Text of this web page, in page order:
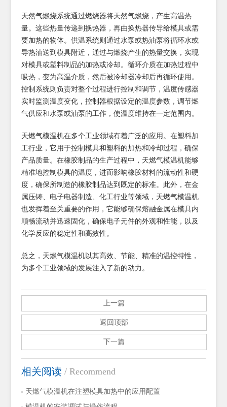
天然气燃烧系统通过燃烧器将天然气燃烧，产生高温热
量。这些热量传递到换热器，再由换热器传导给模具或需
要加热的物体。供温系统则通过水泵或热油泵将循环水或
导热油送到模具附近，通过与燃烧产生的热量交换，实现
对模具或塑料制品的加热或冷却。循环介质在加热过程中
吸热，变为高温介质，然后被冷却器冷却后再循环使用。
控制系统则负责对整个过程进行控制和调节，温度传感器
实时监测温度变化，控制器根据设定的温度参数，调节燃
气供应和水泵或油泵的工作，使温度维持在一定范围内。
天燃气模温机在多个工业领域有着广泛的应用。在塑料加
工行业，它用于控制模具和塑料的加热和冷却过程，确保
产品质量。在橡胶制品的生产过程中，天燃气模温机能够
精准地控制模具的温度，进而影响橡胶材料的流动性和硬
度，确保所制造的橡胶制品达到既定的标准。此外，在金
属压铸、电子电器制造、化工行业等领域，天燃气模温机
也发挥着至关重要的作用，它能够确保熔融金属在模具内
顺畅流动并迅速固化，确保电子元件的外观和性能，以及
化学反应的稳定性和高效性。
总之，天燃气模温机以其高效、节能、精准的温控特性，
为多个工业领域的发展注入了新的动力。
上一篇
返回顶部
下一篇
相关阅读 / Recommend
天燃气模温机在注塑模具加热中的应用配置